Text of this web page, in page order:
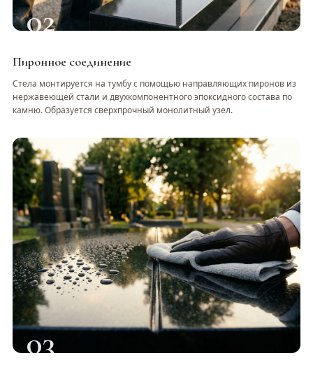
02
Пиронное соединение
Стела монтируется на тумбу с помощью направляющих пиронов из
нержавеющей стали и двухкомпонентного эпоксидного состава по
камню. Образуется сверхпрочный монолитный узел.
03